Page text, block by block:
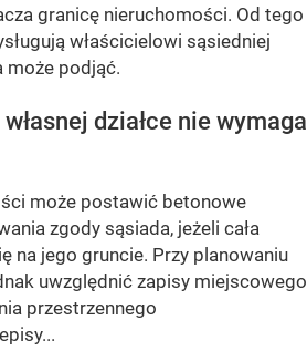
granicę nieruchomości. Od tego
właścicielowi sąsiedniej
może podjąć.
działce nie wymaga
może postawić betonowe
zgody sąsiada, jeżeli cała
na jego gruncie. Przy planowaniu
uwzględnić zapisy miejscowego
przestrzennego